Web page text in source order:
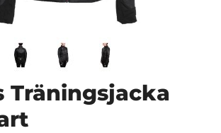
Träningsjacka